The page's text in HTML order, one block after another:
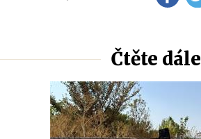
Čtěte dále